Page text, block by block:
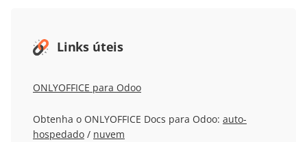
Links úteis
ONLYOFFICE para Odoo
Obtenha o ONLYOFFICE Docs para Odoo: auto-
hospedado / nuvem